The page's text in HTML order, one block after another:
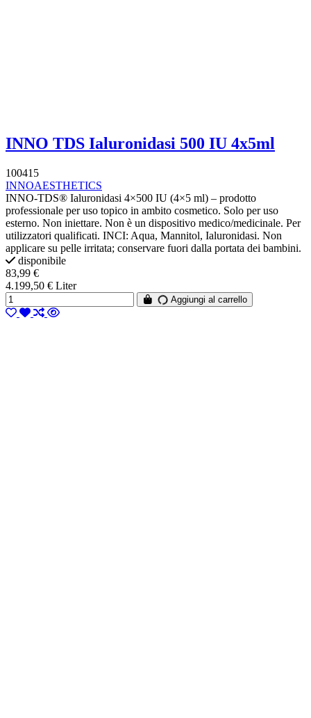
INNO TDS Ialuronidasi 500 IU 4x5ml
100415
INNOAESTHETICS
INNO-TDS® Ialuronidasi 4×500 IU (4×5 ml) – prodotto
professionale per uso topico in ambito cosmetico. Solo per uso
esterno. Non iniettare. Non è un dispositivo medico/medicinale. Per
utilizzatori qualificati. INCI: Aqua, Mannitol, Ialuronidasi. Non
applicare su pelle irritata; conservare fuori dalla portata dei bambini.
disponibile
83,99 €
4.199,50 € Liter
Aggiungi al carrello